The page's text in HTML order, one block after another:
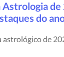
Astrologia de
do
astrológico de